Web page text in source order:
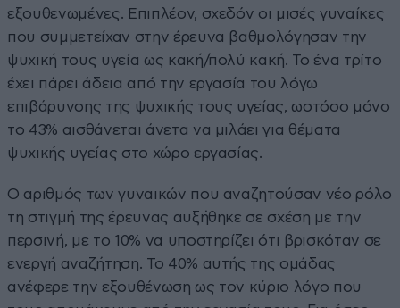
εξουθενωμένες. Επιπλέον, σχεδόν οι μισές γυναίκες
που συμμετείχαν στην έρευνα βαθμολόγησαν την
ψυχική τους υγεία ως κακή/πολύ κακή. Το ένα τρίτο
έχει πάρει άδεια από την εργασία του λόγω
επιβάρυνσης της ψυχικής τους υγείας, ωστόσο μόνο
το 43% αισθάνεται άνετα να μιλάει για θέματα
ψυχικής υγείας στο χώρο εργασίας.
Ο αριθμός των γυναικών που αναζητούσαν νέο ρόλο
τη στιγμή της έρευνας αυξήθηκε σε σχέση με την
περσινή, με το 10% να υποστηρίζει ότι βρισκόταν σε
ενεργή αναζήτηση. Το 40% αυτής της ομάδας
ανέφερε την εξουθένωση ως τον κύριο λόγο που